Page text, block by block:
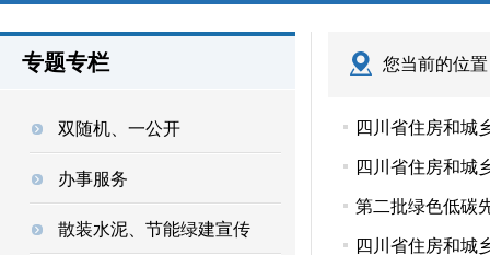
专题专栏
双随机、一公开
办事服务
散装水泥、节能绿建宣传
您当前的位
四川省住房和城
四川省住房和城
第二批绿色低碳
四川省住房和城